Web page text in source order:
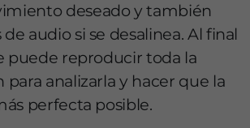
deseado y también
audio si se desalinea. Al final
puede reproducir toda la
analizarla y hacer que la
perfecta posible.